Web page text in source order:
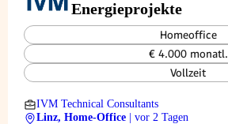
Energieprojekte
Homeoffice
€ 4.000 monatl.
Vollzeit
IVM Technical Consultants
Linz, Home-Office
| vor 2 Tagen